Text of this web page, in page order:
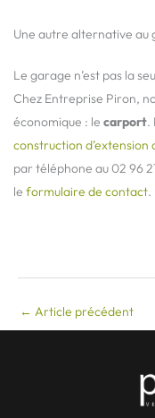
Une autre alternative au
Le garage n’est pas la
Chez Entreprise Piron,
économique : le carport.
construction d’extension
par téléphone au 02 96
le formulaire de contact.
← Article précédent